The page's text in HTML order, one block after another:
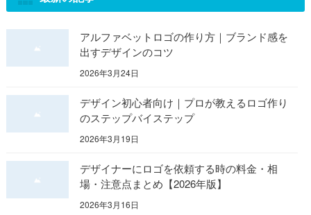
アルファベットロゴの作り方｜ブランド感を
出すデザインのコツ
2026年3月24日
デザイン初心者向け｜プロが教えるロゴ作り
のステップバイステップ
2026年3月19日
デザイナーにロゴを依頼する時の料金・相
場・注意点まとめ【2026年版】
2026年3月16日